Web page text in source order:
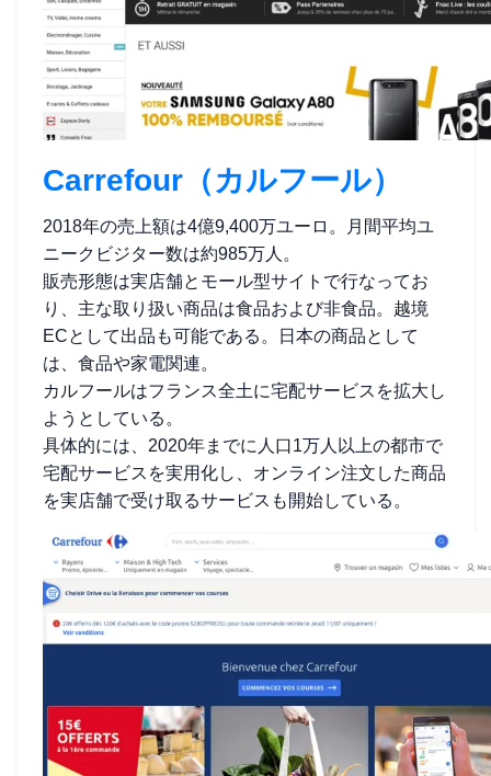
Carrefour（カルフール）
2018年の売上額は4億9,400万ユーロ。月間平均ユ
ニークビジター数は約985万人。
販売形態は実店舗とモール型サイトで行なってお
り、主な取り扱い商品は食品および非食品。越境
ECとして出品も可能である。日本の商品として
は、食品や家電関連。
カルフールはフランス全土に宅配サービスを拡大し
ようとしている。
具体的には、2020年までに人口1万人以上の都市で
宅配サービスを実用化し、オンライン注文した商品
を実店舗で受け取るサービスも開始している。